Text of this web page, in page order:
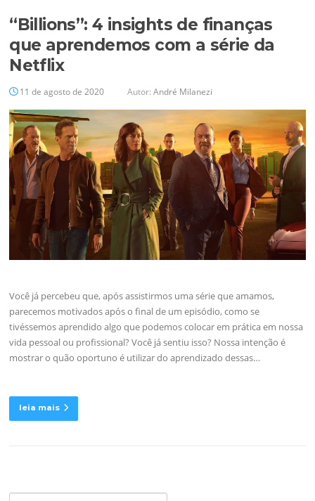
“Billions”: 4 insights de finanças
que aprendemos com a série da
Netflix
11 de agosto de 2020 Autor:André Milanezi
Você já percebeu que, após assistirmos uma série que amamos,
parecemos motivados após o final de um episódio, como se
tivéssemos aprendido algo que podemos colocar em prática em nossa
vida pessoal ou profissional? Você já sentiu isso? Nossa intenção é
mostrar o quão oportuno é utilizar do aprendizado dessas…
leia mais